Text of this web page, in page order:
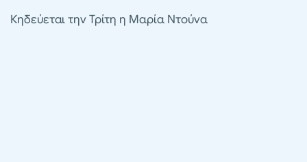
Κηδεύεται την Τρίτη η Μαρία Ντούνα